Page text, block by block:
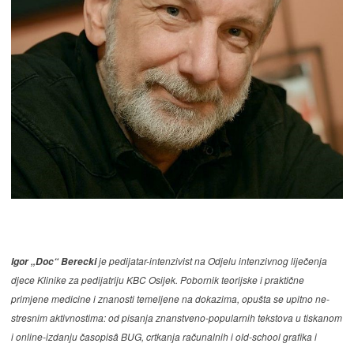
Igor „Doc“ Bereckije pedijatar-intenzivist na Odjelu intenzivnog liječenja
djece Klinike za pedijatriju KBC Osijek. Pobornik teorijske i praktične
primjene medicine i znanosti temeljene na dokazima, opušta se upitno ne-
stresnim aktivnostima: od pisanja znanstveno-popularnih tekstova u tiskanom
i online-izdanju časopisâ BUG, crtkanja računalnih i old-school grafika i